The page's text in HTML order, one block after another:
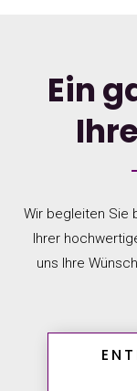
Ein
Wir begleiten Sie
Ihrer
uns Ihre